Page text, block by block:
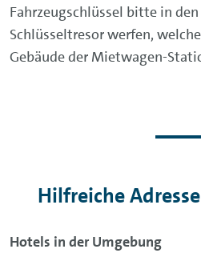
Fahrzeugschlüssel bitte in
Schlüsseltresor werfen,
Gebäude der Mietwagen-
Hilfreiche
Hotels in der Umgebung